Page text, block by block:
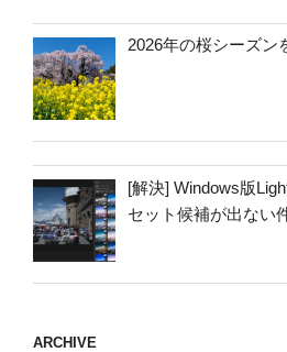
2026年の桜シーズン
[解決] Windows版
セット候補が出ない
ARCHIVE